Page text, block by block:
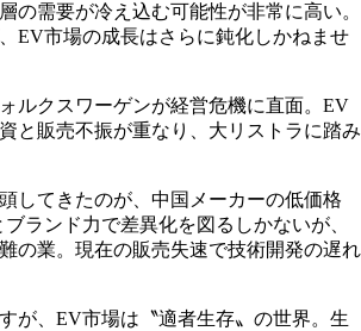
の需要が冷え込む可能性が非常に高い。
EV市場の成長はさらに鈍化しかねませ
ルクスワーゲンが経営危機に直面。EV
と販売不振が重なり、大リストラに踏み
してきたのが、中国メーカーの低価格
ランド力で差異化を図るしかないが、
の業。現在の販売失速で技術開発の遅れ
が、EV市場は〝適者生存〟の世界。生